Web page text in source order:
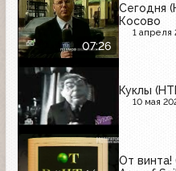
07:26
Сегодня
Косово
1 апреля
Куклы
10 мая
От винта!